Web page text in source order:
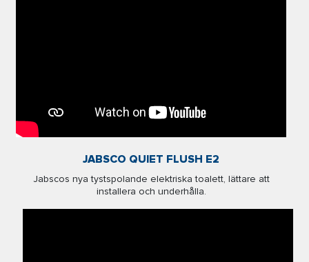
JABSCO QUIET FLUSH E2
Jabscos nya tystspolande elektriska toalett, lättare att
installera och underhålla.